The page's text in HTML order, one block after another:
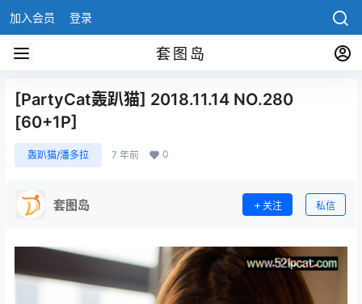
加入会员 登录
套图岛
[PartyCat轰趴猫] 2018.11.14 NO.280
[60+1P]
轰趴猫/潘多拉 7 年前 0
套图岛 关注 私信